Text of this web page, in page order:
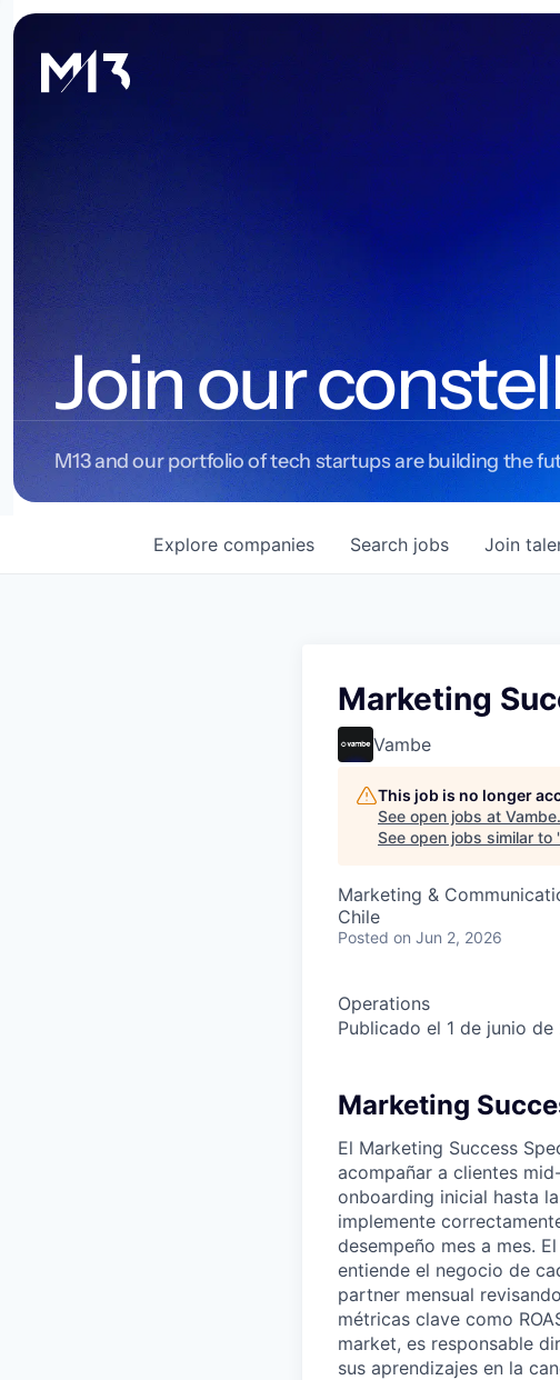
Join our
M13 and our portfolio of tech startups are building the
Search jobs
Explore companies Join
Marketing
Vambe
This job is no longer
See open jobs at Vambe.
See open jobs similar to
Marketing &
Chile
Posted on Jun 2, 2026
Operations
Publicado el 1 de junio de
Marketing
El Marketing Success
acompañar a clientes
onboarding inicial hasta
implemente
desempeño mes a mes.
entiende el negocio de
partner mensual
métricas clave como
market, es responsable
sus aprendizajes en la